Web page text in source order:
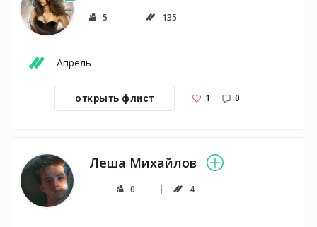
5 135
Апрель
открыть флист 1 0
Леша Михайлов
0 4